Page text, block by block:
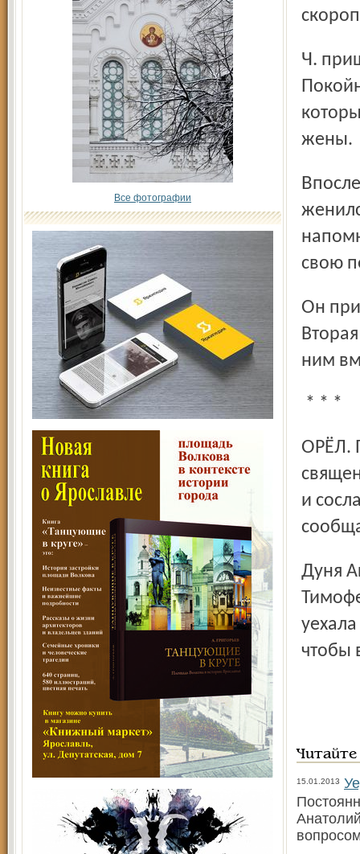
Все фотографии
Ч. пришла в голову мысль назвать эту даму своей женой.
жены.
Впоследствии же, когда первая жена Ч. узнала, что он
свою
Он приговорён к каторжным работам на десять лет.
ним
* * *
ОРЁЛ. Памятно ещё ужасное сенсационное дело в Орле о
и
Дуня Аксёнова, обвинявшаяся вместе со священником
чтобы
15.01.2013